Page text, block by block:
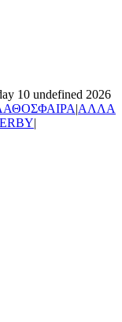
10 undefined 2026
|ΑΛΛΑ
|